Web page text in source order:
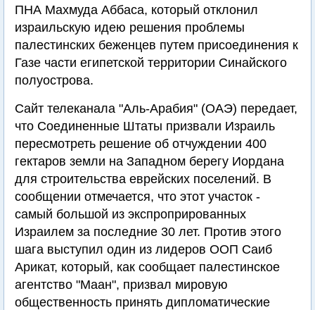
ПНА Махмуда Аббаса, который отклонил
израильскую идею решения проблемы
палестинских беженцев путем присоединения к
Газе части египетской территории Синайского
полуострова.
Сайт телеканала "Аль-Арабия" (ОАЭ) передает,
что Соединенные Штаты призвали Израиль
пересмотреть решение об отчуждении 400
гектаров земли на Западном берегу Иордана
для строительства еврейских поселений. В
сообщении отмечается, что этот участок -
самый большой из экспропрированных
Израилем за последние 30 лет. Против этого
шага выступил один из лидеров ООП Саиб
Арикат, который, как сообщает палестинское
агентство "Маан", призвал мировую
общественность принять дипломатические